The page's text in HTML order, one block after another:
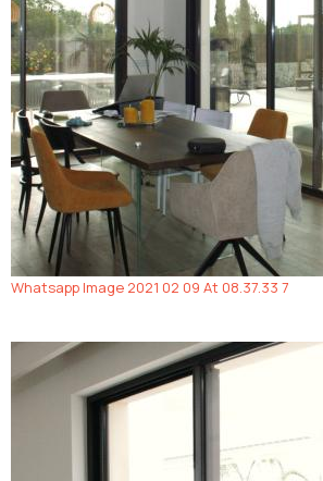
Whatsapp Image 2021 02 09 At 08.37.33 7